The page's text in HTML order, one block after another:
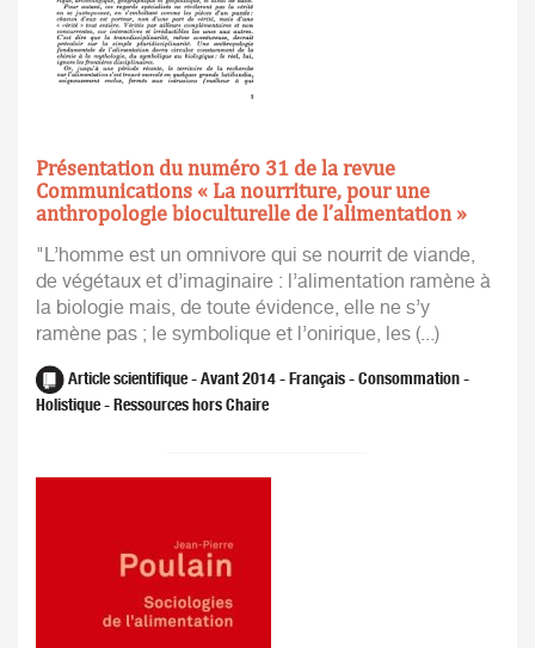
Présentation du numéro 31 de la revue
Communications « La nourriture, pour une
anthropologie bioculturelle de l’alimentation »
"L’homme est un omnivore qui se nourrit de viande,
de végétaux et d’imaginaire : l’alimentation ramène à
la biologie mais, de toute évidence, elle ne s’y
ramène pas ; le symbolique et l’onirique, les (...)
Article scientifique - Avant 2014 - Français - Consommation -
Holistique - Ressources hors Chaire